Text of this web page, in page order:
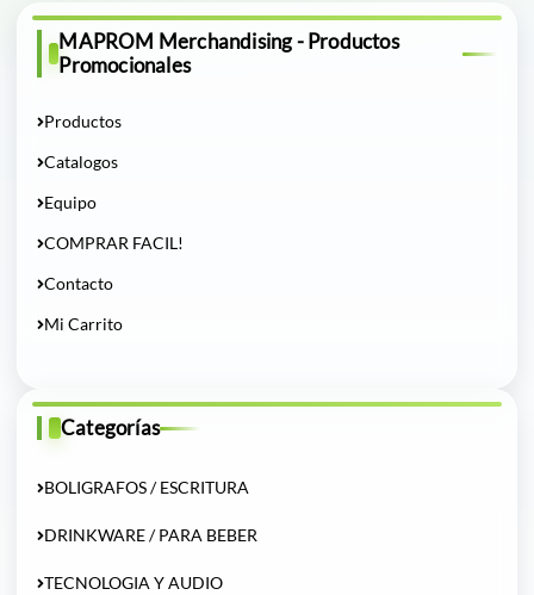
MAPROM Merchandising - Productos
Promocionales
Productos
Catalogos
Equipo
COMPRAR FACIL!
Contacto
Mi Carrito
Categorías
BOLIGRAFOS / ESCRITURA
DRINKWARE / PARA BEBER
TECNOLOGIA Y AUDIO